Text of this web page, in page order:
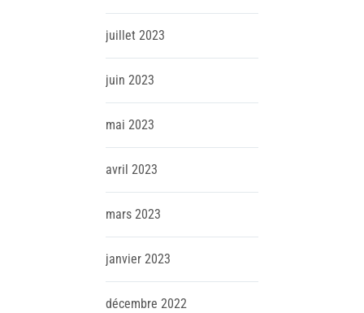
juillet 2023
juin 2023
mai 2023
avril 2023
mars 2023
janvier 2023
décembre 2022